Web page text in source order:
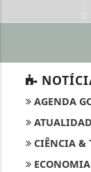
AGENDA
CIÊNCIA &
ECONOMIA